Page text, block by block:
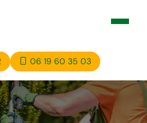
06 19 60 35 03